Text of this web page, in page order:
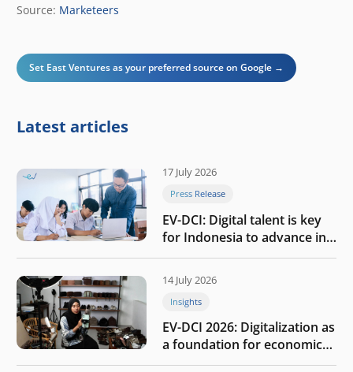
Source: Marketeers
Set East Ventures as your preferred source on Google →
Latest articles
17 July 2026
Press Release
EV-DCI: Digital talent is key
for Indonesia to advance in
the AI era
14 July 2026
Insights
EV-DCI 2026: Digitalization as
a foundation for economic
growth